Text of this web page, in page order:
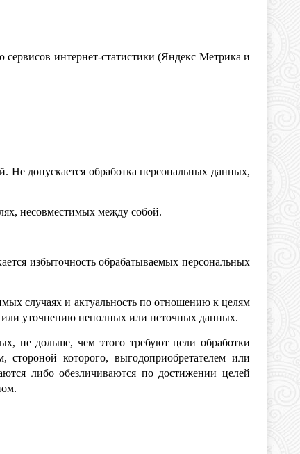
интернет-статистики (Яндекс Метрика и
Не допускается обработка персональных данных,
несовместимых между собой.
избыточность обрабатываемых персональных
случаях и актуальность по отношению к целям
уточнению неполных или неточных данных.
не дольше, чем этого требуют цели обработки
которого, выгодоприобретателем или
либо обезличиваются по достижении целей